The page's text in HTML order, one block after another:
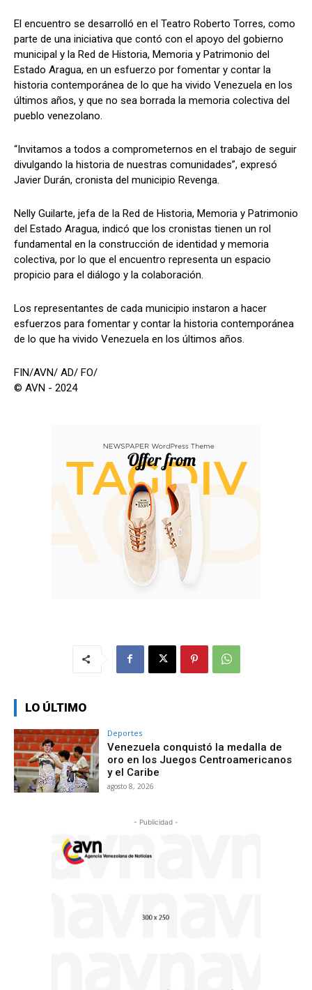
El encuentro se desarrolló en el Teatro Roberto Torres, como
parte de una iniciativa que contó con el apoyo del gobierno
municipal y la Red de Historia, Memoria y Patrimonio del
Estado Aragua, en un esfuerzo por fomentar y contar la
historia contemporánea de lo que ha vivido Venezuela en los
últimos años, y que no sea borrada la memoria colectiva del
pueblo venezolano.
“Invitamos a todos a comprometernos en el trabajo de seguir
divulgando la historia de nuestras comunidades”, expresó
Javier Durán, cronista del municipio Revenga.
Nelly Guilarte, jefa de la Red de Historia, Memoria y Patrimonio
del Estado Aragua, indicó que los cronistas tienen un rol
fundamental en la construcción de identidad y memoria
colectiva, por lo que el encuentro representa un espacio
propicio para el diálogo y la colaboración.
Los representantes de cada municipio instaron a hacer
esfuerzos para fomentar y contar la historia contemporánea
de lo que ha vivido Venezuela en los últimos años.
FIN/AVN/ AD/ FO/
© AVN - 2024
LO ÚLTIMO
Deportes
Venezuela conquistó la medalla de
oro en los Juegos Centroamericanos
y el Caribe
agosto 8, 2026
- Publicidad -